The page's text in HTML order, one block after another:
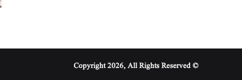
© Copyright 2026, All Rights Reserved